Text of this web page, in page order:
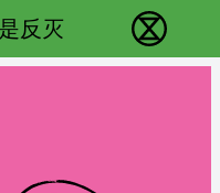
反抗灭绝 - Home
反灭？